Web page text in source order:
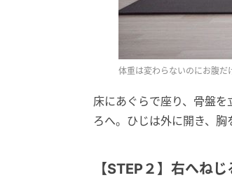
体重は変わらないのにお腹だ
床にあぐらで座り、骨盤
ろへ。ひじは外に開き、胸
【STEP２】右へねじ